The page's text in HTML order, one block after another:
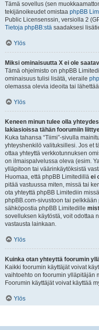
Tämä sovellus (sen
tekijänoikeudet omistaa phpBB
Public Licensenssin, versiolla 2
Tietoja phpBB:stä saadaksesi
Ylös
Miksi ominaisuutta X ei ole
Tämä ohjelmisto on phpBB
ominaisuus tulisi lisätä, vieraile
olemassa olevia ideoita tai
Ylös
Keneen minun tulee olla
lakiasioissa tähän foorumiin
Kuka tahansa “Tiimi”-sivulla
yhteyshenkilö valituksillesi. Jos et
ottaa yhteyttä verkkotunnuksen
on ilmaispalvelussa oleva (esim.
ylläpitoon tai väärinkäytöksistä
Huomaa, että phpBB Limitedillä ei
pitää vastuussa miten, missä tai
ota yhteyttä phpBB Limitediin
phpBB.com-sivustoon tai
sähköpostia phpBB Limitedille
sovelluksen käytöstä, voit odottaa
vastausta lainkaan.
Ylös
Kuinka otan yhteyttä foorumin
Kaikki foorumin käyttäjät voivat
vaihtoehto on foorumin ylläpitäjän
Foorumin käyttäjät voivat käyttää
Ylös